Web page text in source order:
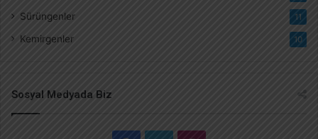
Sürüngenler 11
Kemirgenler 10
Sosyal Medyada Biz